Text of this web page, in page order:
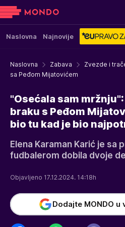
Naslovna Najnovije
Naslovna Zabava Zvezde i
sa Peđom Mijatovićem
"Osećala sam
braku s Peđom
bio tu kad je bio
Elena Karaman Karić je sa
fudbalerom dobila dvoje
Objavljeno 17.12.2024. 14:18h
Dodajte MONDO